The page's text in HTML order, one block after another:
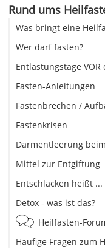
Rund ums
Was bringt eine
Wer darf fasten?
Entlastungstage
Fasten-Anleitungen
Fastenbrechen /
Fastenkrisen
Darmentleerung
Mittel zur Entgiftung
Entschlacken heißt ...
Detox - was ist das?
Heilfasten-
Häufige Fragen zum